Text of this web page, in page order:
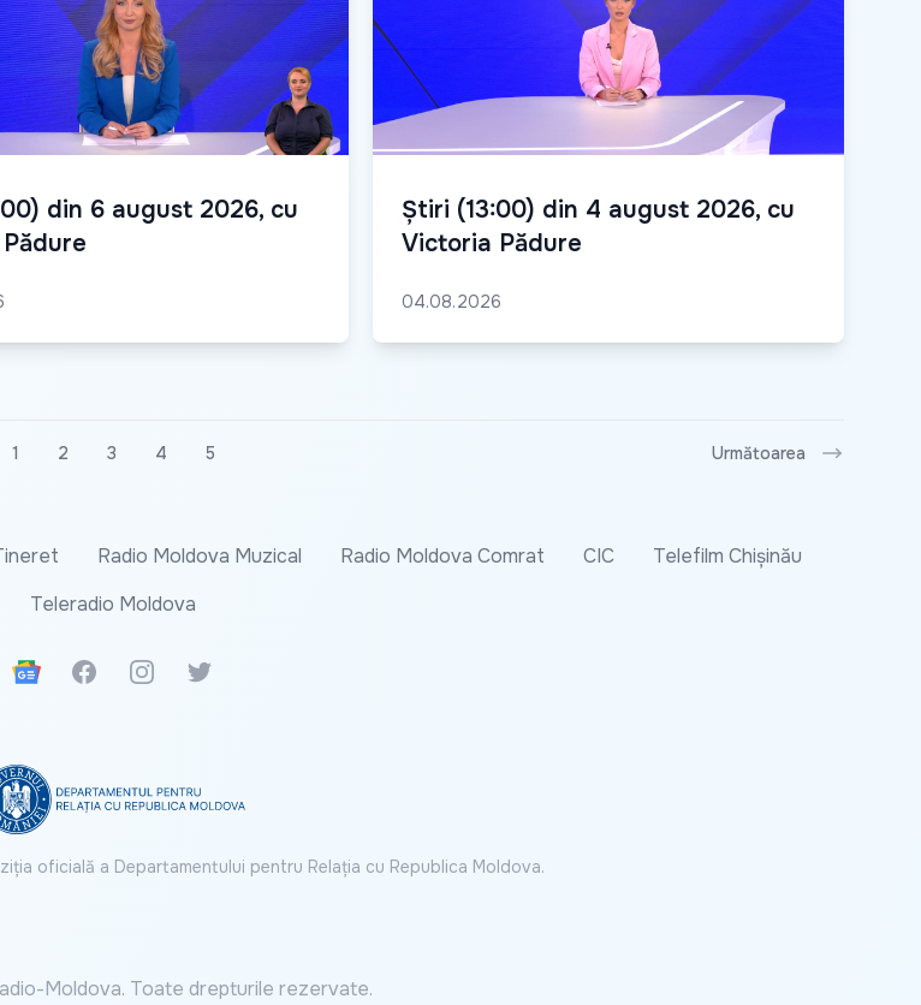
din 6 august 2026, cu
Știri (13:00) din 4 august 2026, cu
Victoria Pădure
04.08.2026
1 2 3 4 5 Următoarea
Radio Moldova Muzical Radio Moldova Comrat CIC
Telefilm Chișinău
Teleradio Moldova
Google News
FacebookInstagramTwitter
oficială a Departamentului pentru Relația cu Republica Moldova.
Moldova. Toate drepturile rezervate.